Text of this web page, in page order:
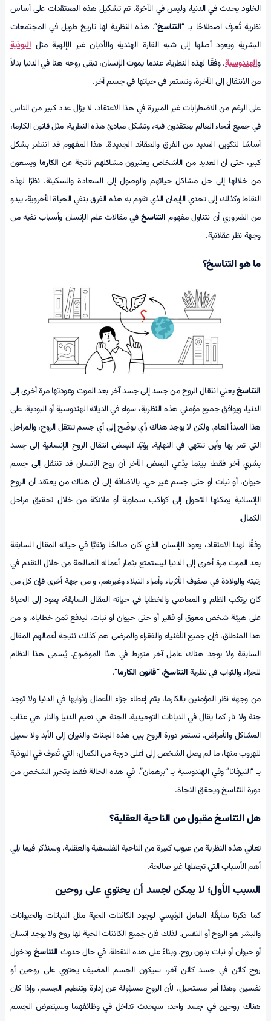
الخلود يحدث في الدنيا، وليس في الآخرة. تم تشكيل هذه المعتقدات على أساس
نظرية تُعرف اصطلاحًا بـ “التناسخ“. هذه النظرية لها تاريخ طويل في المجتمعات
البشرية ويعود أصلها إلى شبه القارة الهندية والأديان غير الإلهية مثلالبوذية
والهندوسية. وفقًا لهذه النظرية، عندما يموت الإنسان، تبقى روحه هنا في الدنيا بدلاً
من الانتقال إلى الآخرة، وتستمر في حياتها في جسم آخر.
على الرغم من الاضطرابات غير المبررة في هذا الاعتقاد، لا يزال عدد كبير من الناس
في جميع أنحاء العالم يعتقدون فيه، وتشكل مبادئ هذه النظرية، مثل قانون الكارما،
أساسًا لتكوين العديد من الفرق والعقائد الجديدة. هذا المفهوم قد انتشر بشكل
كبير، حتى أن العديد من الأشخاص يعتبرون مشاكلهم ناتجة عن الكارما ويسعون
من خلالها إلى حل مشاكل حياتهم والوصول إلى السعادة والسكينة. نظرًا لهذه
النقاط وكذلك إلى تحدي الإيمان الذي تقوم به هذه الفرق بنفي الحياة الأخروية، يبدو
من الضروري أن نتناول مفهوم التناسخفي مقالات علم الإنسان وأسباب نفيه من
وجهة نظر عقلانية.
ما هو التناسخ؟
التناسخيعني انتقال الروح من جسد إلى جسد آخر بعد الموت وعودتها مرة أخرى إلى
الدنيا، ويوافق جميع مؤمني هذه النظرية، سواء في الديانة الهندوسية أو البوذية، على
هذا المبدأ العام. ولكن لا يوجد هناك رأي يوضّح إلى أي جسم تنتقل الروح، والمراحل
التي تمر بها وأين تنتهي في النهاية. يؤيّد البعض انتقال الروح الإنسانية إلى جسد
بشري آخر فقط، بينما يدّعي البعض الآخر أن روح الإنسان قد تنتقل إلى جسم
حيوان، أو نبات أو حتى جسم غير حي. بالاضافة إلى أن هناك من يعتقد أن الروح
الإنسانية يمكنها التحول إلى كواكب سماوية أو ملائكة من خلال تحقيق مراحل
الكمال.
وفقًا لهذا الاعتقاد، يعود الإنسان الذي كان صالحًا ونقيًّا في حياته المقال السابقة
بعد الموت مرة أخرى إلى الدنيا ليستمتع بثمار أعماله الصالحة من خلال التقدم في
رتبته والولادة في صفوف الأثرياء وأمراء النبلاء وغيرهم، و من جهة أخرى فإن كل من
كان يرتكب الظلم و المعاصي والخطايا في حياته المقال السابقة، يعود إلى الحياة
على هيئة شخص معوق أو فقير أو حتى حيوان أو نبات، ليدفع ثمن خطاياه. و من
هذا المنطلق، فإن جميع الأغنياء والفقراء والمرضى هم كذلك نتيجة أعمالهم المقال
السابقة ولا يوجد هناك عامل آخر متورط في هذا الموضوع. يُسمى هذا النظام
للجزاء والثواب في نظريةالتناسخ،“قانون الكارما“.
من وجهة نظر المؤمنين بالكارما، يتم إعطاء جزاء الأعمال وثوابها في الدنيا ولا توجد
جنة ولا نار كما يقال في الديانات التوحيدية. الجنة هي نعيم الدنيا والنار هي عذاب
المشاكل والأمراض. تستمر دورة الروح بين هذه الجنات والنيران إلى الأبد ولا سبيل
للهروب منها، ما لم يصل الشخص إلى أعلى درجة من الكمال، التي تُعرف في البوذية
بـ “النيرفانا” وفي الهندوسية بـ “برهمان”، في هذه الحالة فقط يتحرر الشخص من
دورة التناسخ ويحقق النجاة.
هل التناسخ مقبول من الناحية العقلية؟
تعاني هذه النظرية من عيوب كبيرة من الناحية الفلسفية والعقلية، وسنذكر فيما يلي
أهم الأسباب التي تجعلها غير صالحة.
السبب الأول؛ لا يمكن لجسد أن يحتوي على روحين
كما ذكرنا سابقًا، العامل الرئيسي لوجود الكائنات الحية مثل النباتات والحيوانات
والبشر هو الروح أو النفس. لذلك فإن جميع الكائنات الحية لها روح ولا يوجد إنسان
أو حيوان أو نبات بدون روح. وبناءً على هذه النقطة، في حال حدوث التناسخودخول
روح كائن في جسد كائن آخر، سيكون الجسم المضيف يحتوي على روحين أو
نفسين وهذا أمر مستحيل. لأن الروح مسؤولة عن إدارة وتنظيم الجسم، وإذا كان
هناك روحين في جسد واحد، سيحدث تداخل في وظائفهما وسيتعرض الجسم